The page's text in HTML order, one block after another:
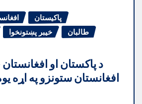
پاکیستان
خیبر پښتونخوا
طالبان
د پاکستان او
افغانستان ستونزو په اړه